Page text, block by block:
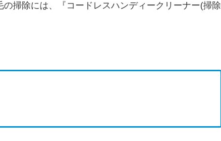
掃除には、『コードレスハンディークリーナー(掃除